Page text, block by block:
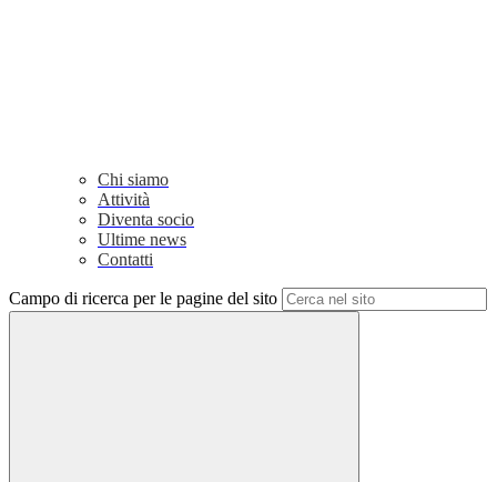
Chi siamo
Attività
Diventa socio
Ultime news
Contatti
Campo di ricerca per le pagine del sito